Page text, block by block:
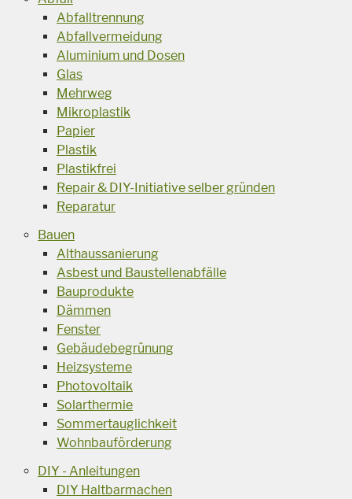
Abfalltrennung
Abfallvermeidung
Aluminium und Dosen
Glas
Mehrweg
Mikroplastik
Papier
Plastik
Plastikfrei
Repair & DIY-Initiative selber gründen
Reparatur
Bauen
Althaussanierung
Asbest und Baustellenabfälle
Bauprodukte
Dämmen
Fenster
Gebäudebegrünung
Heizsysteme
Photovoltaik
Solarthermie
Sommertauglichkeit
Wohnbauförderung
DIY - Anleitungen
DIY Haltbarmachen